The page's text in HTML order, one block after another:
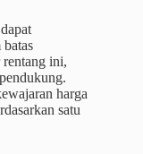
batas
rentang ini,
harga
satu